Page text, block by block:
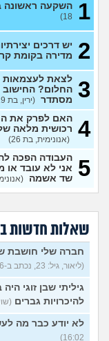
(ירין, בת 24)
עדיף לשלם סכום
למכללה או לפתוח
(א, בת 26)
אחותי מכורה
לחובות, איך
(נקטרינה, בת 30)
איך לבטל הכל
הסכום ששילמתי?
90)
מרגיש תקוע
עבודה והחיים (עוד
איך לעזאזל בעל
לעשות פה כסף?
איך להרוויח הרבה
בן 22)
איך אני יכול
הקמת עסק בעצמי
(Alisa, בת 20)
אוהב לבזבז יותר
בעייתי לחיות ככה?
בן 35)
האם כדאי למכור
1 השקעה ראשונה
18)
2
יש דרכים
מדירה בקומת
3 לצאת לעצמאות
החלום? החישוב
מסתדר (ירין, בת 19)
4 האם לפרק את
רכושית מלאה
(אנונימית, בת 26)
5 העבודה הפכה
אני לא עובד או
שד אשמה
שאלות חדשות ב
חברה שלי חושבת
(ליאור, גיל: 23, נכתב ב-05/08/26 16:22)
גיליתי שבן זוגי
להיכרויות גברים (שושנה,
לא יודע כבר מה
16:02)